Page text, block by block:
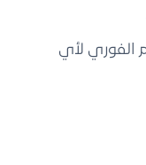
الفوري لأي